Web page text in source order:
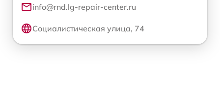
info@rnd.lg-repair-center.ru
Социалистическая улица, 74